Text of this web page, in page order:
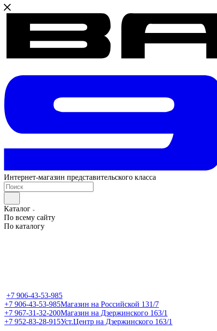
Интернет-магазин представительского класса
Каталог
По всему сайту
По каталогу
+7 906-43-53-985
+7 906-43-53-985Магазин на Российской 131/7
+7 967-31-32-200Магазин на Дзержинского 163/1
+7 952-83-28-915Уст.Центр на Дзержинского 163/1